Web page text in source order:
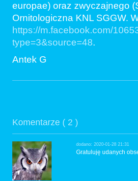
europae) oraz zwyczajnego
Ornitologiczna KNL SGGW.
https://m.facebook.com/
type=3&source=48.
Antek G
Komentarze ( 2 )
dodano: 2020-01-28 21:31
Gratuluję udanych